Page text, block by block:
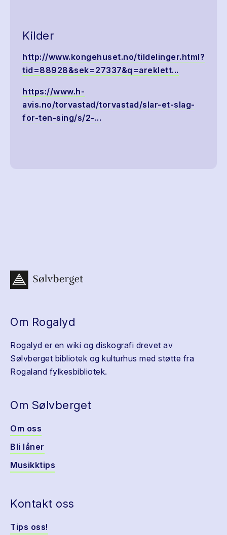
Kilder
http://www.kongehuset.no/tildelinger.html?
tid=88928&sek=27337&q=areklett...
https://www.h-
avis.no/torvastad/torvastad/slar-et-slag-
for-ten-sing/s/2-...
Om Rogalyd
Rogalyd er en wiki og diskografi drevet av
Sølvberget bibliotek og kulturhus med støtte fra
Rogaland fylkesbibliotek.
Om Sølvberget
Om oss
Bli låner
Musikktips
Kontakt oss
Tips oss!